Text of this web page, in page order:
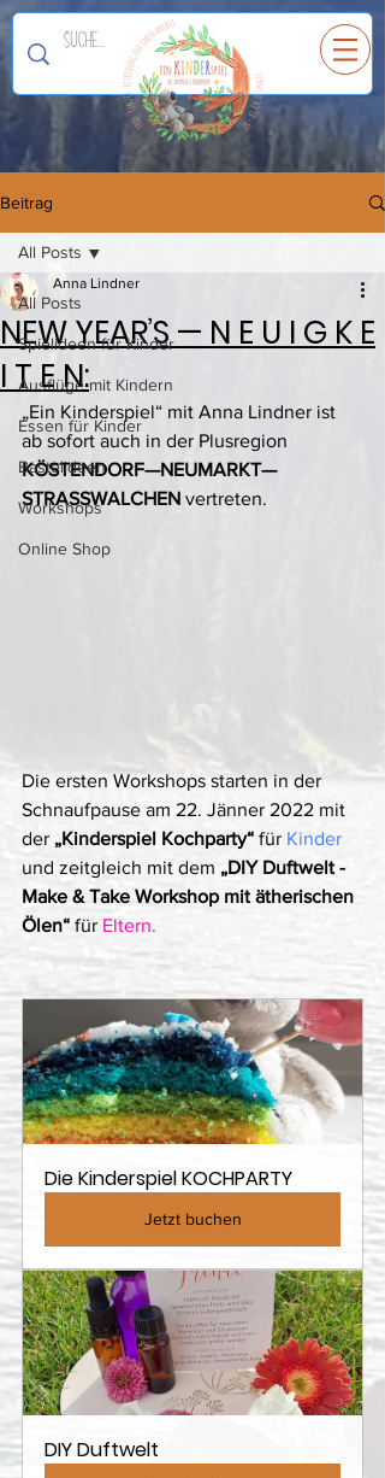
EinKINDERspiel
Beitrag
All Posts
Spielideen für Kinder
Ausflüge mit Kindern
Essen für Kinder
Bastelideen
Workshops
Online Shop
All Posts
NEW YEAR’S — N E U I G K E
I T E N:
Anna Lindner
„Ein Kinderspiel“ mit Anna Lindner ist
ab sofort auch in der Plusregion
KÖSTENDORF—NEUMARKT—
STRASSWALCHEN vertreten.
Die ersten Workshops starten in der
Schnaufpause am 22. Jänner 2022 mit
der „Kinderspiel Kochparty“ für Kinder
und zeitgleich mit dem „DIY Duftwelt -
Make & Take Workshop mit ätherischen
Ölen“ für Eltern.
Die Kinderspiel KOCHPARTY
Jetzt buchen
DIY Duftwelt